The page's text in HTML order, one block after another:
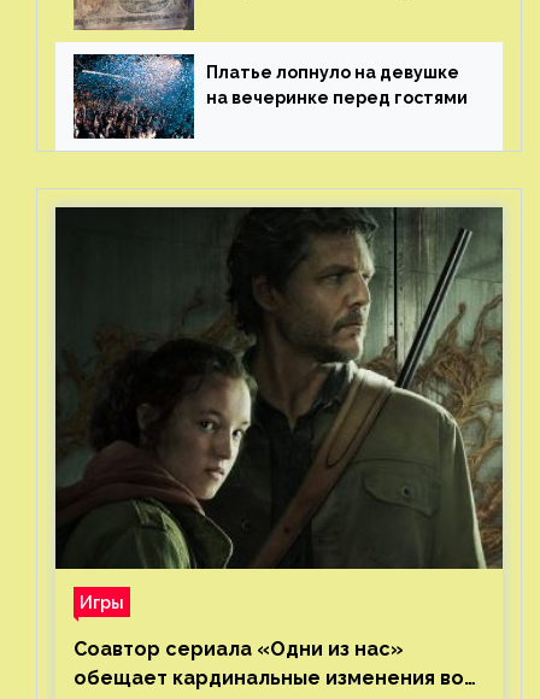
Платье лопнуло на девушке
на вечеринке перед гостями
Игры
Соавтор сериала «Одни из нас»
обещает кардинальные изменения во